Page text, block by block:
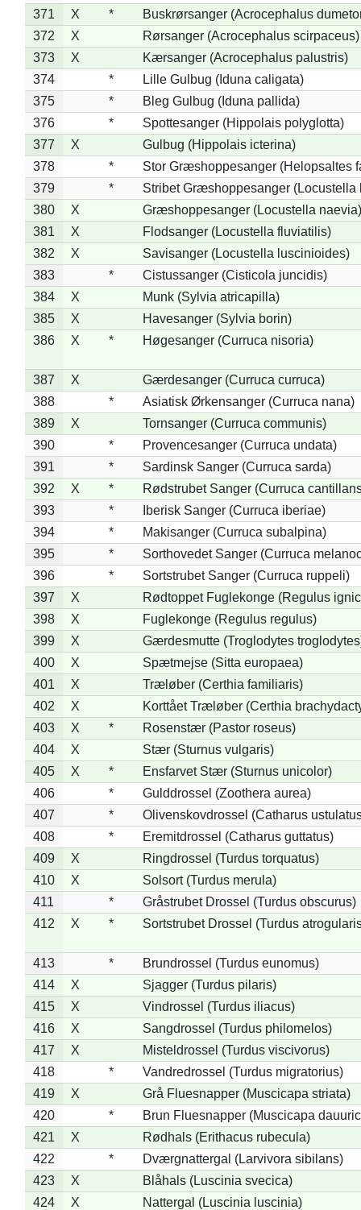
371
X *
Buskrørsanger (Acrocephalus
372
X
Rørsanger (Acrocephalus scirpaceus)
373
X
Kærsanger (Acrocephalus palustris)
374
*
Lille Gulbug (Iduna caligata)
375
*
Bleg Gulbug (Iduna pallida)
376
*
Spottesanger (Hippolais polyglotta)
377
X
Gulbug (Hippolais icterina)
378
*
Stor Græshoppesanger (Helopsaltes
379
*
Stribet Græshoppesanger (Locustella
380
X
Græshoppesanger (Locustella naevia)
381
X
Flodsanger (Locustella fluviatilis)
382
X
Savisanger (Locustella luscinioides)
383
*
Cistussanger (Cisticola juncidis)
384
X
Munk (Sylvia atricapilla)
385
X
Havesanger (Sylvia borin)
386
X * Høgesanger (Curruca nisoria)
387 X
Gærdesanger (Curruca curruca)
388
*
Asiatisk Ørkensanger (Curruca nana)
389
X
Tornsanger (Curruca communis)
390
*
Provencesanger (Curruca undata)
391
*
Sardinsk Sanger (Curruca sarda)
392
X *
Rødstrubet Sanger (Curruca
393
*
Iberisk Sanger (Curruca iberiae)
394
*
Makisanger (Curruca subalpina)
395
*
Sorthovedet Sanger (Curruca
396
*
Sortstrubet Sanger (Curruca ruppeli)
397
X
Rødtoppet Fuglekonge (Regulus
398
X
Fuglekonge (Regulus regulus)
399
X
Gærdesmutte (Troglodytes
400
X
Spætmejse (Sitta europaea)
401
X
Træløber (Certhia familiaris)
402
X
Korttået Træløber (Certhia
403
X *
Rosenstær (Pastor roseus)
404
X
Stær (Sturnus vulgaris)
405
X *
Ensfarvet Stær (Sturnus unicolor)
406
*
Gulddrossel (Zoothera aurea)
407
*
Olivenskovdrossel (Catharus
408
*
Eremitdrossel (Catharus guttatus)
409
X
Ringdrossel (Turdus torquatus)
410
X
Solsort (Turdus merula)
411
*
Gråstrubet Drossel (Turdus obscurus)
412
X * Sortstrubet Drossel (Turdus
413 *
Brundrossel (Turdus eunomus)
414
X
Sjagger (Turdus pilaris)
415
X
Vindrossel (Turdus iliacus)
416
X
Sangdrossel (Turdus philomelos)
417
X
Misteldrossel (Turdus viscivorus)
418
*
Vandredrossel (Turdus migratorius)
419
X
Grå Fluesnapper (Muscicapa striata)
420
*
Brun Fluesnapper (Muscicapa
421
X
Rødhals (Erithacus rubecula)
422
*
Dværgnattergal (Larvivora sibilans)
423
X
Blåhals (Luscinia svecica)
424
X
Nattergal (Luscinia luscinia)